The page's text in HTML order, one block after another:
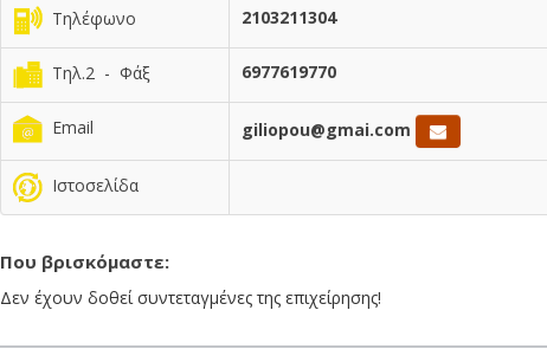
Τηλέφωνο 2103211304
Τηλ.2 - Φάξ 6977619770
Email giliopou@gmai.com
Ιστοσελίδα
Που βρισκόμαστε:
Δεν έχουν δοθεί συντεταγμένες της επιχείρησης!